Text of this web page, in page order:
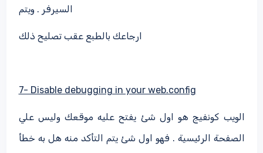
السيرفر . ويتم
ارجاعك بالطبع عقب تصليح ذلك
7- Disable debugging in your web.config
الويب كونفيج هو اول شئ يفتح عليه موقعك وليس علي
الصفحة الرئيسية . فهو اول شئ يتم التأكد منه هل به خطأ